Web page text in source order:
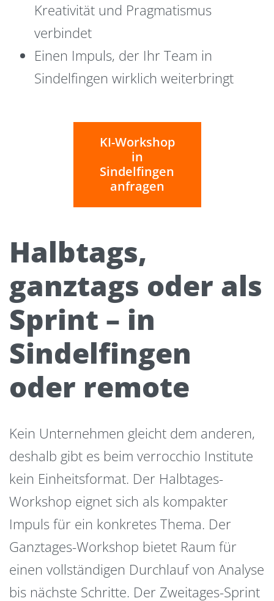
Kreativität und Pragmatismus
verbindet
Einen Impuls, der Ihr Team in
Sindelfingen wirklich weiterbringt
KI-Workshop
in
Sindelfingen
anfragen
Halbtags,
ganztags oder als
Sprint – in
Sindelfingen
oder remote
Kein Unternehmen gleicht dem anderen,
deshalb gibt es beim verrocchio Institute
kein Einheitsformat. Der Halbtages-
Workshop eignet sich als kompakter
Impuls für ein konkretes Thema. Der
Ganztages-Workshop bietet Raum für
einen vollständigen Durchlauf von Analyse
bis nächste Schritte. Der Zweitages-Sprint